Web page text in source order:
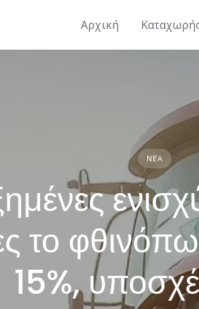
Αρχική
ΝΈΑ
το
15%,